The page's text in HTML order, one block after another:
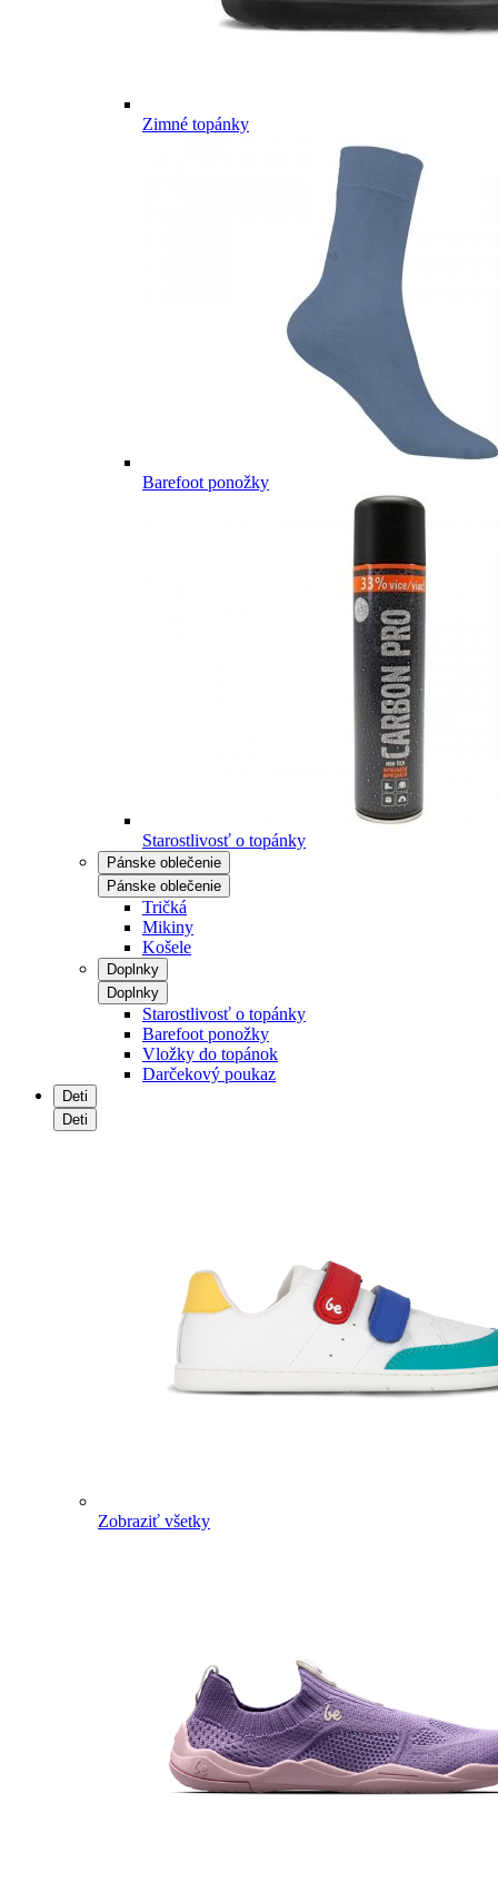
Zimné topánky
Barefoot ponožky
Starostlivosť o topánky
Pánske oblečenie
Pánske oblečenie
Tričká
Mikiny
Košele
Doplnky
Doplnky
Starostlivosť o topánky
Barefoot ponožky
Vložky do topánok
Darčekový poukaz
Deti
Deti
Zobraziť všetky